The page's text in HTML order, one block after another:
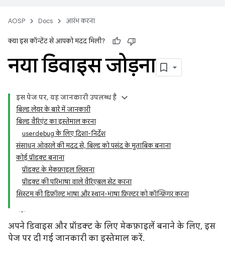
AOSP Docs आरंभ करना
क्या इस कॉन्टेंट से आपको मदद मिली?
नया डिवाइस जोड़ना
इस पेज पर, यह जानकारी उपलब्ध है
बिल्ड लेयर के बारे में जानकारी
बिल्ड वैरिएंट का इस्तेमाल करना
userdebug के लिए दिशा-निर्देश
संसाधन ओवरले की मदद से, बिल्ड को पसंद के मुताबिक बनाना
कोई प्रॉडक्ट बनाना
प्रॉडक्ट के मेकफ़ाइल लिखना
प्रॉडक्ट की परिभाषा वाले वैरिएबल सेट करना
सिस्टम की डिफ़ॉल्ट भाषा और स्थान-भाषा फ़िल्टर को कॉन्फ़िगर करना
अपने डिवाइस और प्रॉडक्ट के लिए मेकफ़ाइलें बनाने के लिए, इस
पेज पर दी गई जानकारी का इस्तेमाल करें.